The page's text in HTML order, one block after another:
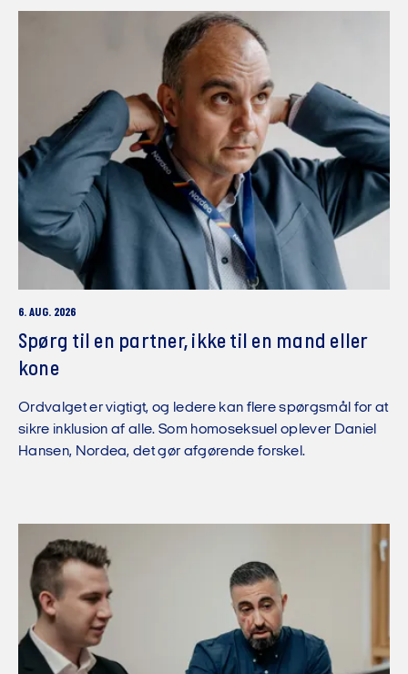
6. AUG. 2026
Spørg til en partner, ikke til en mand eller
kone
Ordvalget er vigtigt, og ledere kan flere spørgsmål for at
sikre inklusion af alle. Som homoseksuel oplever Daniel
Hansen, Nordea, det gør afgørende forskel.